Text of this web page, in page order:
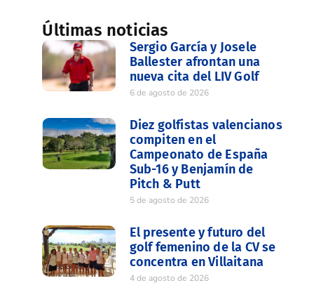
Últimas noticias
Sergio García y Josele
Ballester afrontan una
nueva cita del LIV Golf
6 de agosto de 2026
Diez golfistas valencianos
compiten en el
Campeonato de España
Sub-16 y Benjamín de
Pitch & Putt
5 de agosto de 2026
El presente y futuro del
golf femenino de la CV se
concentra en Villaitana
4 de agosto de 2026